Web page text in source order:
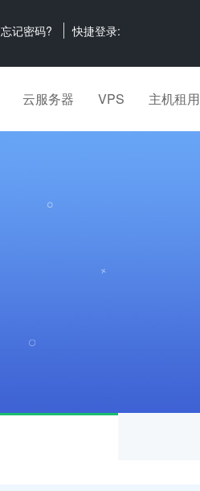
忘记密码? 快捷登录:
云服务器 VPS 主机租用